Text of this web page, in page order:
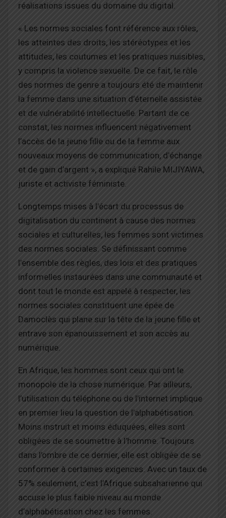
réalisations issues du domaine du digital.
« Les normes sociales font référence aux rôles,
les atteintes des droits, les stéréotypes et les
attitudes, les coutumes et les pratiques nuisibles,
y compris la violence sexuelle. De ce fait, le rôle
des normes de genre a toujours été de maintenir
la femme dans une situation d’éternelle assistée
et de vulnérabilité intellectuelle. Partant de ce
constat, les normes influencent négativement
l’accès de la jeune fille ou de la femme aux
nouveaux moyens de communication, d’échange
et de gain d’argent », a expliqué Rahile MIJIYAWA,
juriste et activiste féministe.
Longtemps mises à l’écart du processus de
digitalisation du continent à cause des normes
sociales et culturelles, les femmes sont victimes
des normes sociales. Se définissant comme
l’ensemble des règles, des lois et des pratiques
informelles instaurées dans une communauté et
dont tout le monde est appelé à respecter, les
normes sociales constituent une épée de
Damoclès qui plane sur la tête de la jeune fille et
entrave son épanouissement et son accès au
numérique.
En Afrique, les hommes sont ceux qui ont le
monopole de la chose numérique. Par ailleurs,
l’utilisation du téléphone ou de l’internet implique
en premier lieu la question de l’alphabétisation.
Moins instruit et moins éduquées, elles sont
obligées de se soumettre à l’homme. Toujours
dans l’ombre de ce dernier, elle est obligée de se
conformer à certaines exigences. Avec un taux de
57% seulement, c’est l’Afrique subsaharienne qui
accuse le plus faible niveau au monde
d’alphabétisation chez les femmes.